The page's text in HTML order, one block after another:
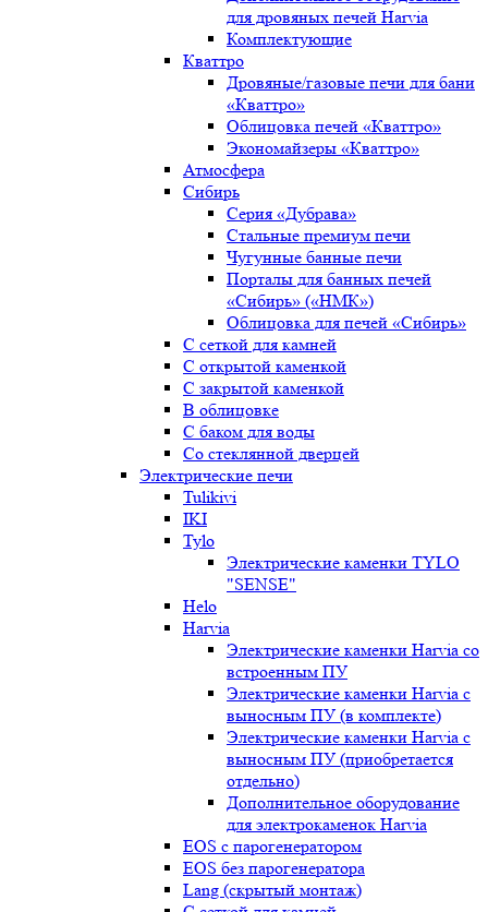
для дровяных печей Harvia
Комплектующие
Кваттро
Дровяные/газовые печи для бани
«Кваттро»
Облицовка печей «Кваттро»
Экономайзеры «Кваттро»
Атмосфера
Сибирь
Серия «Дубрава»
Стальные премиум печи
Чугунные банные печи
Порталы для банных печей
«Сибирь» («НМК»)
Облицовка для печей «Сибирь»
С сеткой для камней
С открытой каменкой
С закрытой каменкой
В облицовке
С баком для воды
Со стеклянной дверцей
Электрические печи
Tulikivi
IKI
Tylo
Электрические каменки TYLO
"SENSE"
Helo
Harvia
Электрические каменки Harvia со
встроенным ПУ
Электрические каменки Harvia с
выносным ПУ (в комплекте)
Электрические каменки Harvia с
выносным ПУ (приобретается
отдельно)
Дополнительное оборудование
для электрокаменок Harvia
EOS с парогенератором
EOS без парогенератора
Lang (скрытый монтаж)